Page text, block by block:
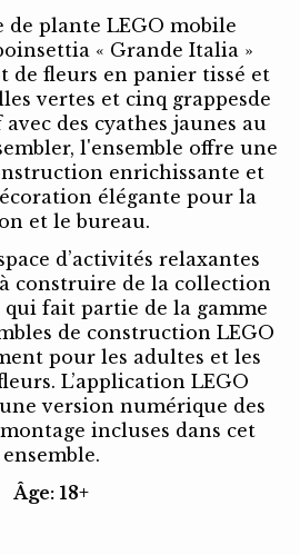
de plante LEGO mobile
« Grande Italia »
de fleurs en panier tissé et
vertes et cinq grappesde
des cyathes jaunes au
l'ensemble offre une
enrichissante et
élégante pour la
et le bureau.
d’activités relaxantes
construire de la collection
qui fait partie de la gamme
de construction LEGO
pour les adultes et les
L’application LEGO
version numérique des
incluses dans cet
ensemble.
Âge: 18+